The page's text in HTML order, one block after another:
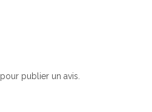
pour publier un avis.